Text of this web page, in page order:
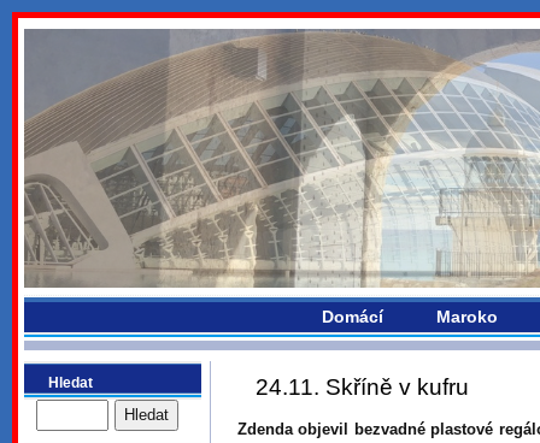
bydlikemevropou.com
Domácí Maroko
Hledat 24.11. Skříně v kufru
Zdenda objevil bezvadné plastové